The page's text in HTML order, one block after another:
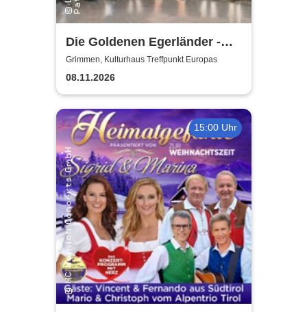
Die Goldenen Egerländer -
Melodien aus dem Egerland
Grimmen, Kulturhaus Treffpunkt Europas
08.11.2026
15:00 Uhr